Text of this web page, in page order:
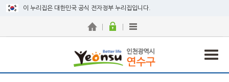
이 누리집은 대한민국 공식 전자정부 누리집입니다.